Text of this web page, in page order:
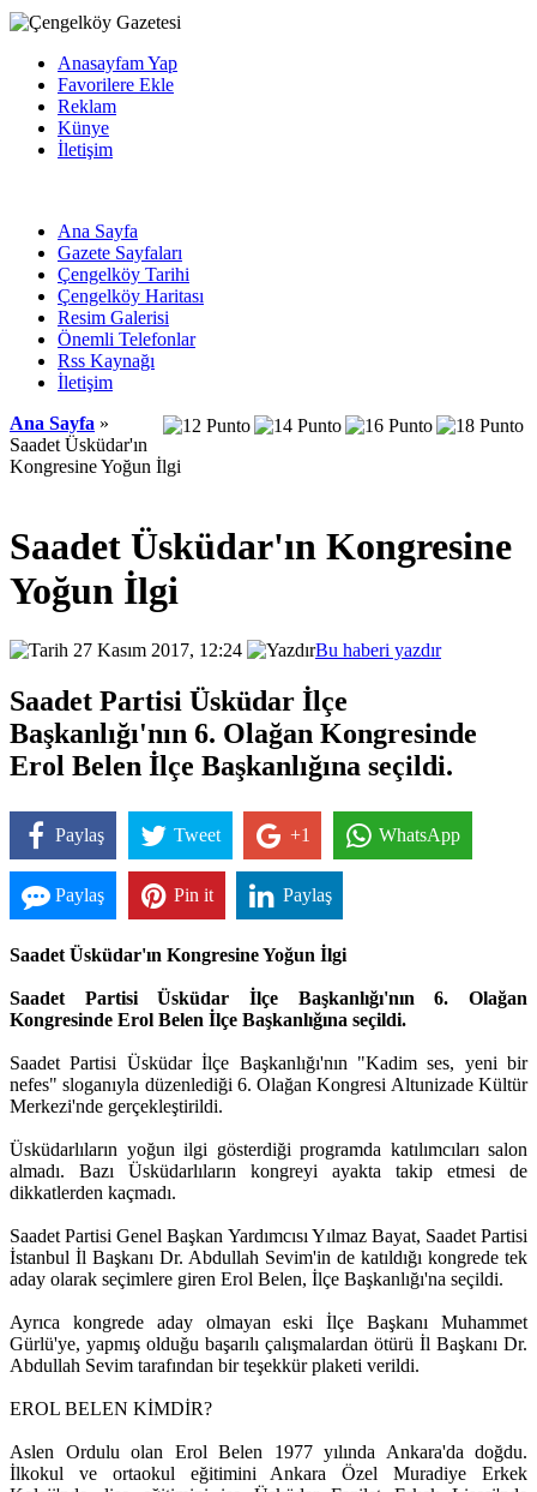
Anasayfam Yap
Favorilere Ekle
Reklam
Künye
İletişim
Ana Sayfa
Gazete Sayfaları
Çengelköy Tarihi
Çengelköy Haritası
Resim Galerisi
Önemli Telefonlar
Rss Kaynağı
İletişim
Ana Sayfa »
Saadet Üsküdar'ın
Kongresine Yoğun İlgi
Saadet Üsküdar'ın Kongresine
Yoğun İlgi
27 Kasım 2017, 12:24 Bu haberi yazdır
Saadet Partisi Üsküdar İlçe
Başkanlığı'nın 6. Olağan Kongresinde
Erol Belen İlçe Başkanlığına seçildi.
Paylaş Tweet +1 WhatsApp
Paylaş Pin it Paylaş
Saadet Üsküdar'ın Kongresine Yoğun İlgi
Saadet Partisi Üsküdar İlçe Başkanlığı'nın 6. Olağan
Kongresinde Erol Belen İlçe Başkanlığına seçildi.
Saadet Partisi Üsküdar İlçe Başkanlığı'nın "Kadim ses, yeni bir
nefes" sloganıyla düzenlediği 6. Olağan Kongresi Altunizade Kültür
Merkezi'nde gerçekleştirildi.
Üsküdarlıların yoğun ilgi gösterdiği programda katılımcıları salon
almadı. Bazı Üsküdarlıların kongreyi ayakta takip etmesi de
dikkatlerden kaçmadı.
Saadet Partisi Genel Başkan Yardımcısı Yılmaz Bayat, Saadet Partisi
İstanbul İl Başkanı Dr. Abdullah Sevim'in de katıldığı kongrede tek
aday olarak seçimlere giren Erol Belen, İlçe Başkanlığı'na seçildi.
Ayrıca kongrede aday olmayan eski İlçe Başkanı Muhammet
Gürlü'ye, yapmış olduğu başarılı çalışmalardan ötürü İl Başkanı Dr.
Abdullah Sevim tarafından bir teşekkür plaketi verildi.
EROL BELEN KİMDİR?
Aslen Ordulu olan Erol Belen 1977 yılında Ankara'da doğdu.
İlkokul ve ortaokul eğitimini Ankara Özel Muradiye Erkek